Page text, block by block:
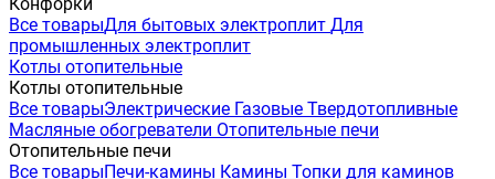
Все товарыДля бытовых электроплит Для
промышленных электроплит
Котлы отопительные
Котлы отопительные
Все товарыЭлектрические Газовые Твердотопливные
Масляные обогреватели Отопительные печи
Отопительные печи
Все товарыПечи-камины Камины Топки для каминов